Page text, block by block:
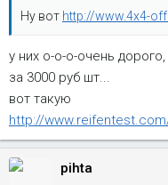
Ну вот http://www.4x4-
у них о-о-о-очень
за 3000 руб шт...
вот такую
http://
pihta